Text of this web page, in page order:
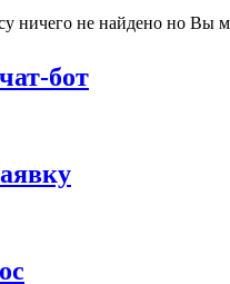
ничего не найдено но Вы
бот